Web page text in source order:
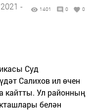
-
1401 0 0
Суд
Салихов ил өчен
кайтты. Ул районның
белән